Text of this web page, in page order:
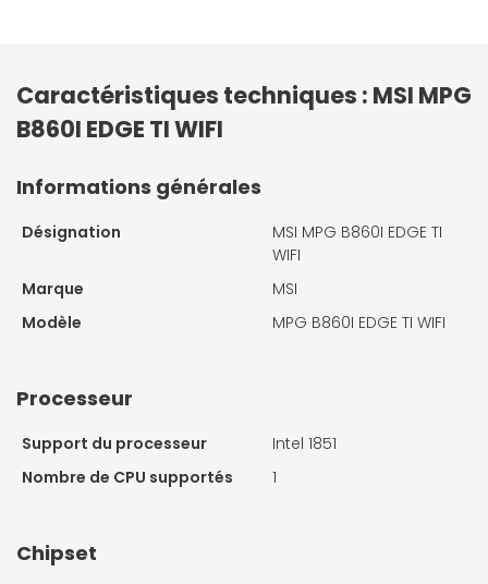
Caractéristiques techniques : MSI MPG
B860I EDGE TI WIFI
Informations générales
Désignation
MSI MPG B860I EDGE TI
WIFI
Marque
MSI
Modèle
MPG B860I EDGE TI WIFI
Processeur
Support du processeur
Intel 1851
Nombre de CPU supportés
1
Chipset